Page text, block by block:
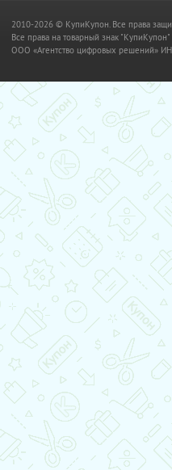
2010-2026 © КупиКупон. Все права
Все права на товарный знак
OOO «Агентство цифровых решений»